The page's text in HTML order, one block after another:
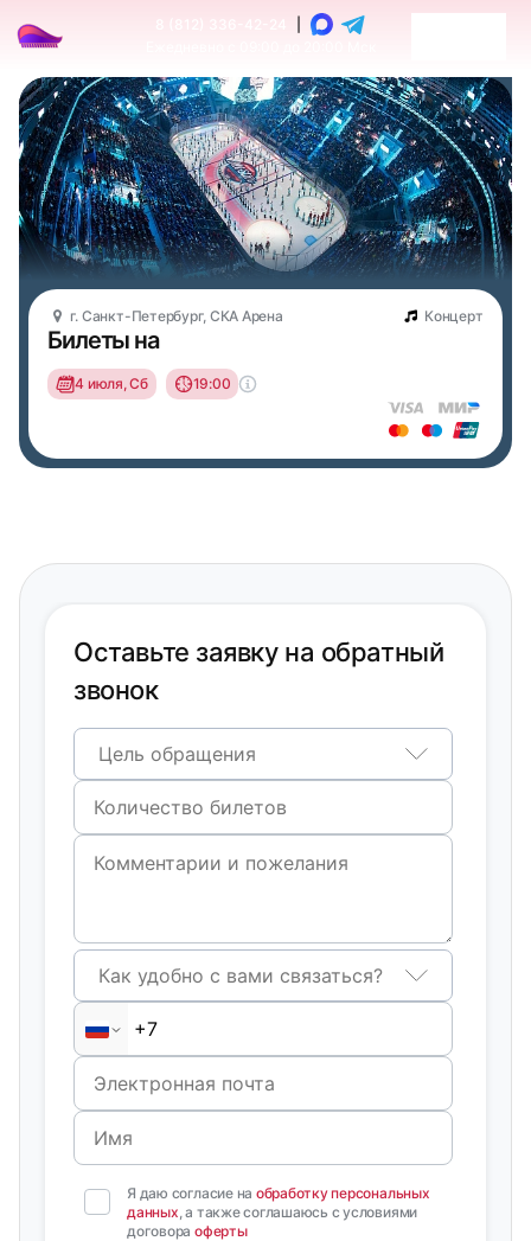
г. Санкт-Петербург, СКА Арена Концерт
Билеты на
4 июля, Сб 19:00
Оставьте заявку на обратный
звонок
Цель обращения
Как удобно с вами связаться?
Я даю согласие на обработку персональных
данных, а также соглашаюсь с условиями
договора оферты